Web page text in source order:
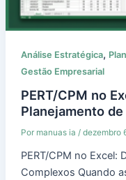
Análise Estratégica,
Gestão Empresarial
PERT/CPM no
Planejamento
Por manuas ia / dezembro
PERT/CPM no Excel:
Complexos Quando